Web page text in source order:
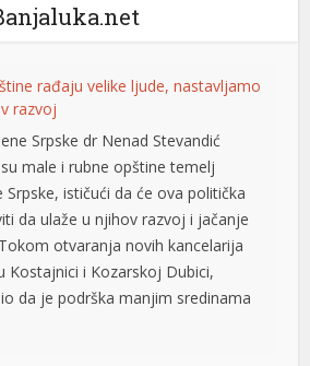
rađaju velike ljude, nastavljamo
razvoj
Srpske dr Nenad Stevandić
male i rubne opštine temelj
Srpske, ističući da će ova politička
da ulaže u njihov razvoj i jačanje
otvaranja novih kancelarija
Kostajnici i Kozarskoj Dubici,
da je podrška manjim sredinama